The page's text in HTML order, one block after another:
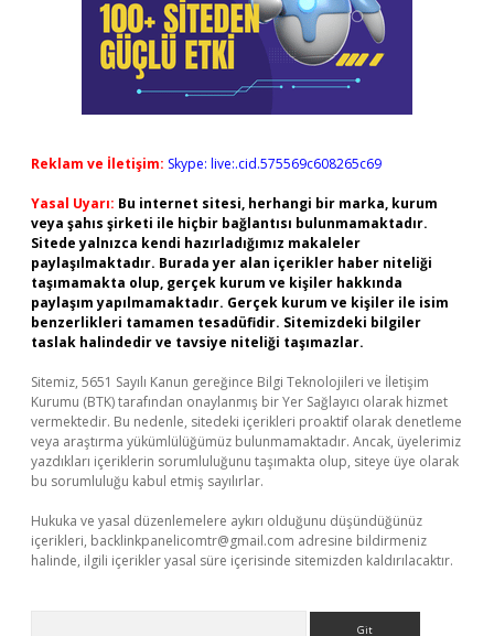
Reklam ve İletişim: Skype: live:.cid.575569c608265c69
Yasal Uyarı: Bu internet sitesi, herhangi bir marka, kurum
veya şahıs şirketi ile hiçbir bağlantısı bulunmamaktadır.
Sitede yalnızca kendi hazırladığımız makaleler
paylaşılmaktadır. Burada yer alan içerikler haber niteliği
taşımamakta olup, gerçek kurum ve kişiler hakkında
paylaşım yapılmamaktadır. Gerçek kurum ve kişiler ile isim
benzerlikleri tamamen tesadüfidir. Sitemizdeki bilgiler
taslak halindedir ve tavsiye niteliği taşımazlar.
Sitemiz, 5651 Sayılı Kanun gereğince Bilgi Teknolojileri ve İletişim
Kurumu (BTK) tarafından onaylanmış bir Yer Sağlayıcı olarak hizmet
vermektedir. Bu nedenle, sitedeki içerikleri proaktif olarak denetleme
veya araştırma yükümlülüğümüz bulunmamaktadır. Ancak, üyelerimiz
yazdıkları içeriklerin sorumluluğunu taşımakta olup, siteye üye olarak
bu sorumluluğu kabul etmiş sayılırlar.
Hukuka ve yasal düzenlemelere aykırı olduğunu düşündüğünüz
içerikleri, backlinkpanelicomtr@gmail.com adresine bildirmeniz
halinde, ilgili içerikler yasal süre içerisinde sitemizden kaldırılacaktır.